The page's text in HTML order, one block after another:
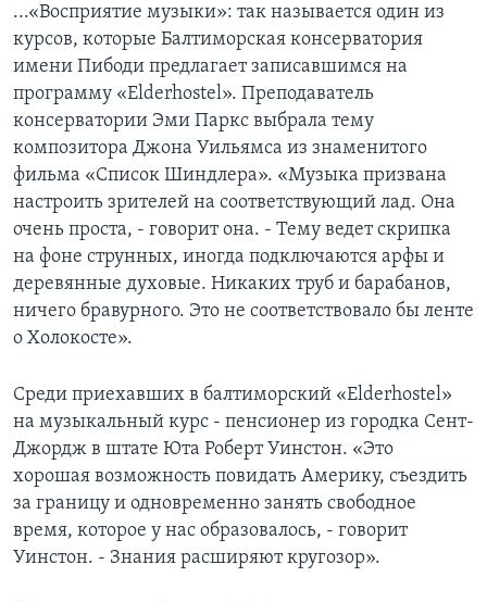
СОЦИАЛЬНЫЕ СЕТИ
Языки
...«Восприятие музыки»: так называется один из
курсов, которые Балтиморская консерватория
имени Пибоди предлагает записавшимся на
программу «Elderhostel». Преподаватель
консерватории Эми Паркс выбрала тему
композитора Джона Уильямса из знаменитого
фильма «Список Шиндлера». «Музыка призвана
настроить зрителей на соответствующий лад. Она
очень проста, - говорит она. - Тему ведет скрипка
на фоне струнных, иногда подключаются арфы и
деревянные духовые. Никаких труб и барабанов,
ничего бравурного. Это не соответствовало бы ленте
о Холокосте».
Среди приехавших в балтиморский «Elderhostel»
на музыкальный курс - пенсионер из городка Сент-
Джордж в штате Юта Роберт Уинстон. «Это
хорошая возможность повидать Америку, съездить
за границу и одновременно занять свободное
время, которое у нас образовалось, - говорит
Уинстон. - Знания расширяют кругозор».